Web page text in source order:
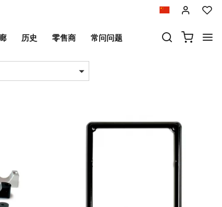
历史 零售商 常问问题